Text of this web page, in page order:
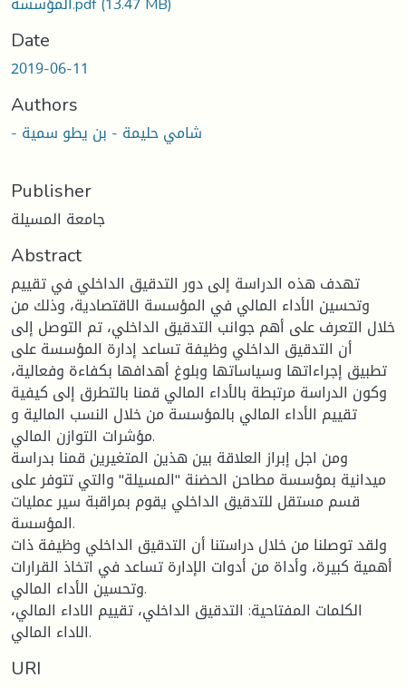
Date
2019-06-11
Authors
- شامي حليمة - بن يطو سمية
Publisher
جامعة المسيلة
Abstract
تهدف هذه الدراسة إلى دور التدقيق الداخلي في تقييم
وتحسين الأداء المالي في المؤسسة الاقتصادية، وذلك من
خلال التعرف على أهم جوانب التدقيق الداخلي، تم التوصل إلى
أن التدقيق الداخلي وظيفة تساعد إدارة المؤسسة على
تطبيق إجراءاتها وسياساتها وبلوغ أهدافها بكفاءة وفعالية،
وكون الدراسة مرتبطة بالأداء المالي قمنا بالتطرق إلى كيفية
تقييم الأداء المالي بالمؤسسة من خلال النسب المالية و
مؤشرات التوازن المالي.
ومن اجل إبراز العلاقة بين هذين المتغيرين قمنا بدراسة
ميدانية بمؤسسة مطاحن الحضنة "المسيلة" والتي تتوفر على
قسم مستقل للتدقيق الداخلي يقوم بمراقبة سير عمليات
المؤسسة.
ولقد توصلنا من خلال دراستنا أن التدقيق الداخلي وظيفة ذات
أهمية كبيرة، وأداة من أدوات الإدارة تساعد في اتخاذ القرارات
وتحسين الأداء المالي.
الكلمات المفتاحية: التدقيق الداخلي، تقييم الاداء المالي،
الاداء المالي.
URI